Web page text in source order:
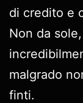
di credito e
Non da
malgrado
finti.